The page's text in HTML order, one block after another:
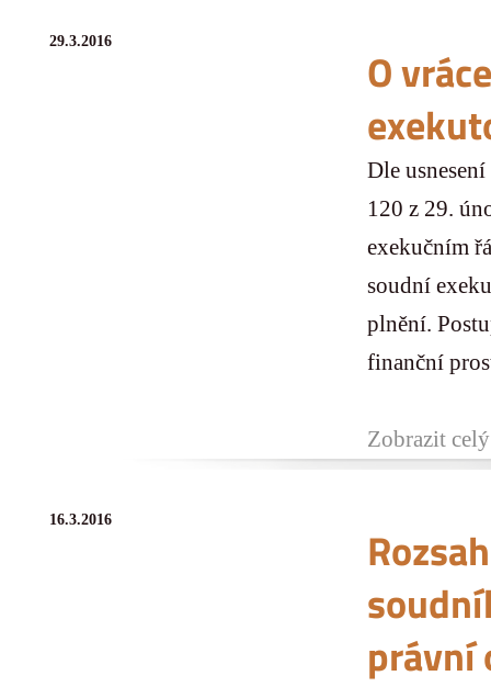
29.3.2016
O
Dle
120 z 29.
exekučním
soudní
plnění.
finanční
Zobrazit
16.3.2016
právní